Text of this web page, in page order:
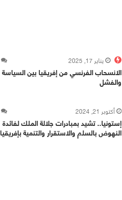
يناير 17, 2025
الانسحاب الفرنسي من إفريقيا بين السياسة
والفشل
أكتوبر 21, 2024
إستونيا.. تشيد بمبادرات جلالة الملك لفائدة
النهوض بالسلم والاستقرار والتنمية بإفريقيا